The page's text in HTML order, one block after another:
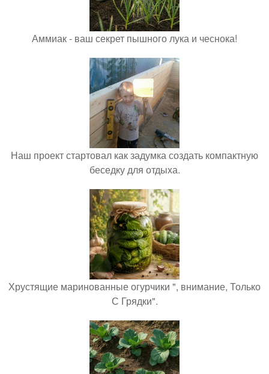
Аммиак - ваш секрет пышного лука и чеснока!
Наш проект стартовал как задумка создать компактную
беседку для отдыха.
Хрустящие маринованные огурчики ", внимание, Только
С Грядки".